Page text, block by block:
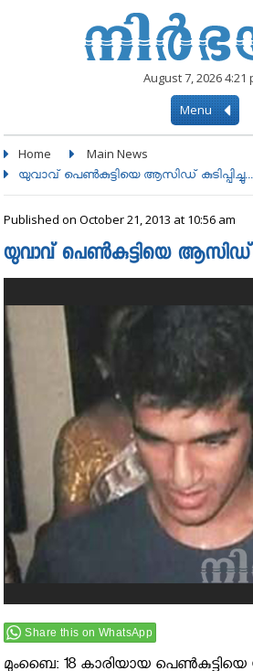
August 7, 2026 4:21
Menu
Home Main News
യുവാവ് പെണ്‍കുട്ടിയെ ആസിഡ്
Published on October 21, 2013 at 10:56 am
യുവാവ് പെണ്‍കുട്ടിയെ ആസിഡ്
Share this on WhatsApp
മുംബൈ: 18 കാരിയായ